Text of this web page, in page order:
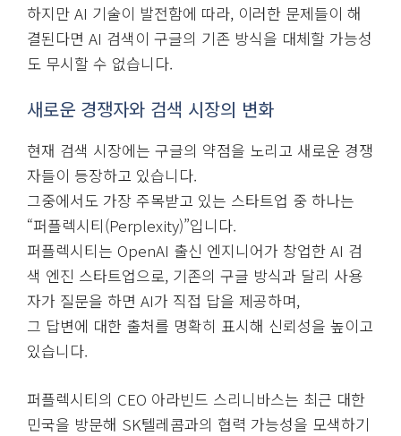
하지만 AI 기술이 발전함에 따라, 이러한 문제들이 해
결된다면 AI 검색이 구글의 기존 방식을 대체할 가능성
도 무시할 수 없습니다.
새로운 경쟁자와 검색 시장의 변화
현재 검색 시장에는 구글의 약점을 노리고 새로운 경쟁
자들이 등장하고 있습니다.
그중에서도 가장 주목받고 있는 스타트업 중 하나는
“퍼플렉시티(Perplexity)”입니다.
퍼플렉시티는 OpenAI 출신 엔지니어가 창업한 AI 검
색 엔진 스타트업으로, 기존의 구글 방식과 달리 사용
자가 질문을 하면 AI가 직접 답을 제공하며,
그 답변에 대한 출처를 명확히 표시해 신뢰성을 높이고
있습니다.
퍼플렉시티의 CEO 아라빈드 스리니바스는 최근 대한
민국을 방문해 SK텔레콤과의 협력 가능성을 모색하기